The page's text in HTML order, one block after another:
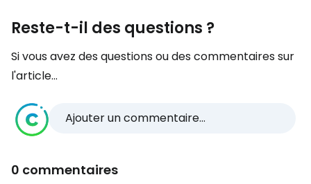
Reste-t-il des questions ?
Si vous avez des questions ou des commentaires sur
l'article...
Ajouter un commentaire...
0 commentaires